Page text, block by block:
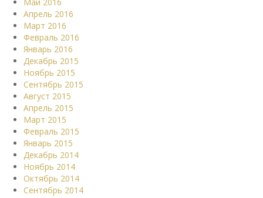
Апрель 2016
Март 2016
Февраль 2016
Январь 2016
Декабрь 2015
Ноябрь 2015
Сентябрь 2015
Август 2015
Апрель 2015
Март 2015
Февраль 2015
Январь 2015
Декабрь 2014
Ноябрь 2014
Октябрь 2014
Сентябрь 2014